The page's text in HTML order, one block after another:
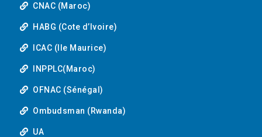
CNAC (Maroc)
HABG (Cote d’Ivoire)
ICAC (Ile Maurice)
INPPLC(Maroc)
OFNAC (Sénégal)
Ombudsman (Rwanda)
UA